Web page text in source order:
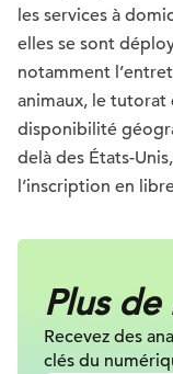
les services à
elles se sont
notamment
animaux, le tutorat
disponibilité
delà des États-
l’inscription en
Plus de
Recevez des
clés du